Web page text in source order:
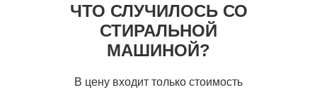
ЧТО СЛУЧИЛОСЬ СО
СТИРАЛЬНОЙ
МАШИНОЙ?
В цену входит только стоимость